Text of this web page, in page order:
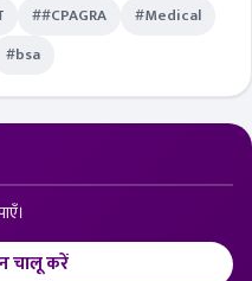
##CPAGRA
#Medical
#bsa
चालू करें